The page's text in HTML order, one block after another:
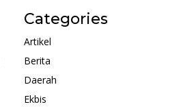
Categories
Artikel
Berita
Daerah
Ekbis